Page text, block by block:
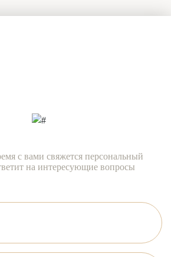
с вами свяжется персональный
на интересующие вопросы